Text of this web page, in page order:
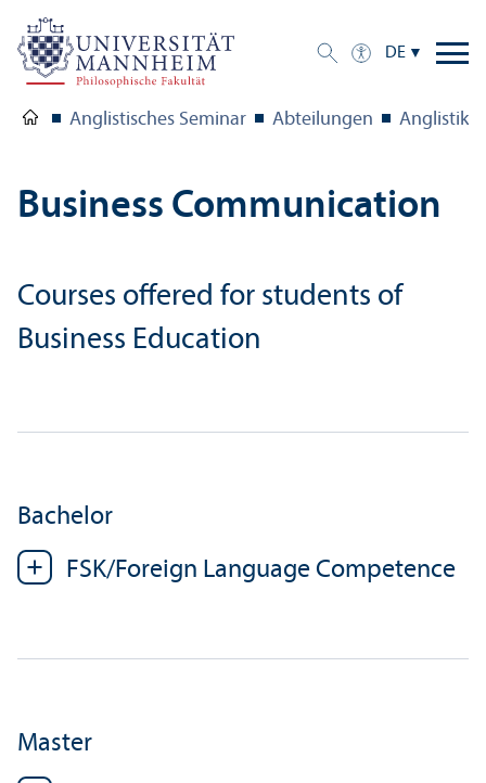
DE
Anglistisches Seminar Abteilungen Anglistik
Business Communication
Courses offered for students of
Business Education
Bachelor
FSK/Foreign Language Competence
Master